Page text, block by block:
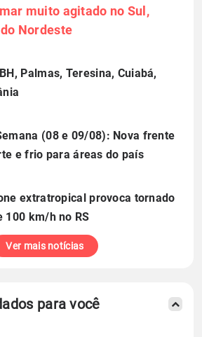
muito agitado no Sul,
Nordeste
Palmas, Teresina, Cuiabá,
(08 e 09/08): Nova frente
e frio para áreas do país
extratropical provoca tornado
100 km/h no RS
Ver mais notícias
para você